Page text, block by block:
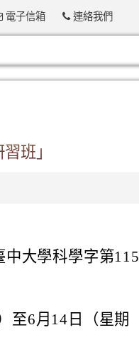
電子信箱 連絡我們
班」
大學科學字第115
至6月14日（星期